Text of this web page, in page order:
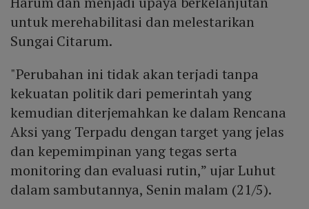
untuk merehabilitasi dan melestarikan
Sungai Citarum.
"Perubahan ini tidak akan terjadi tanpa
kekuatan politik dari pemerintah yang
kemudian diterjemahkan ke dalam Rencana
Aksi yang Terpadu dengan target yang jelas
dan kepemimpinan yang tegas serta
monitoring dan evaluasi rutin,” ujar Luhut
dalam sambutannya, Senin malam (21/5).